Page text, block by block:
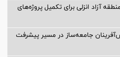
آزاد انزلی برای تكمیل پروژه‌های
جامعه‌ساز در مسیر پیشرفت